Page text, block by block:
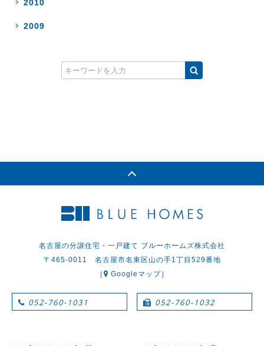
2010
2009
名古屋の分譲住宅・一戸建て ブルーホームズ株式会社
〒465-0011 名古屋市名東区山の手1丁目529番地
［
Googleマップ］
052-760-1031 052-760-1032